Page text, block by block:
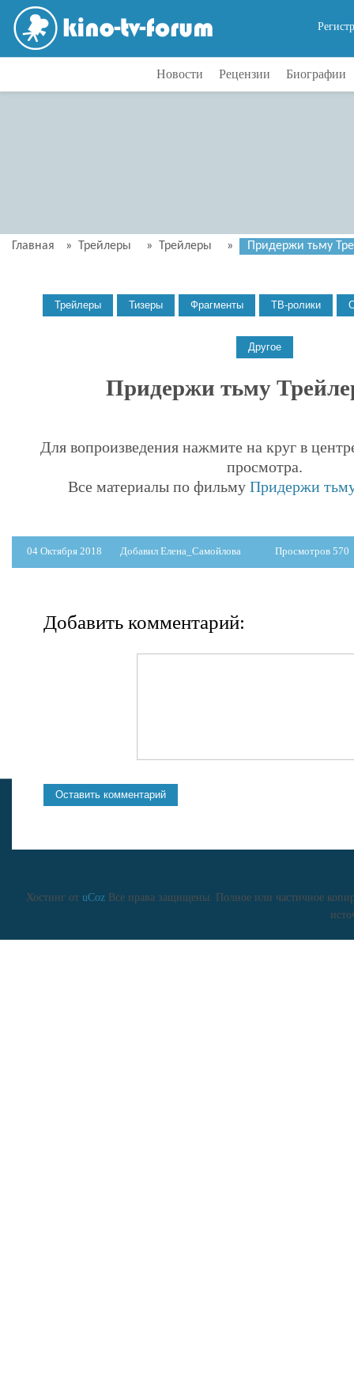
Новости Рецензии Биографии
Главная » Трейлеры » Трейлеры » Придержи тьму
Придержи тьму
Для вопроизведения нажмите на круг в
просмотра.
Все материалы по фильмуПридержи
04 Октября 2018 Добавил Елена_Самойлова Просмотров 570
Добавить комментарий:
Хостинг от uCozВсе права защищены. Полное или частичное